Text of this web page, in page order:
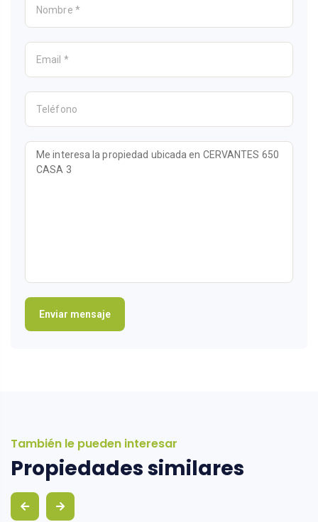
También le pueden interesar
Propiedades similares